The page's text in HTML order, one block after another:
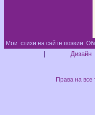
Мои стихи на сайте поэзии
Дизайн
Права на